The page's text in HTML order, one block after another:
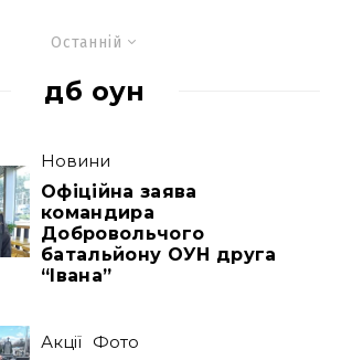
Останній
дб оун
Новини
Офіційна заява
командира
Добровольчого
батальйону ОУН друга
“Івана”
Акції Фото